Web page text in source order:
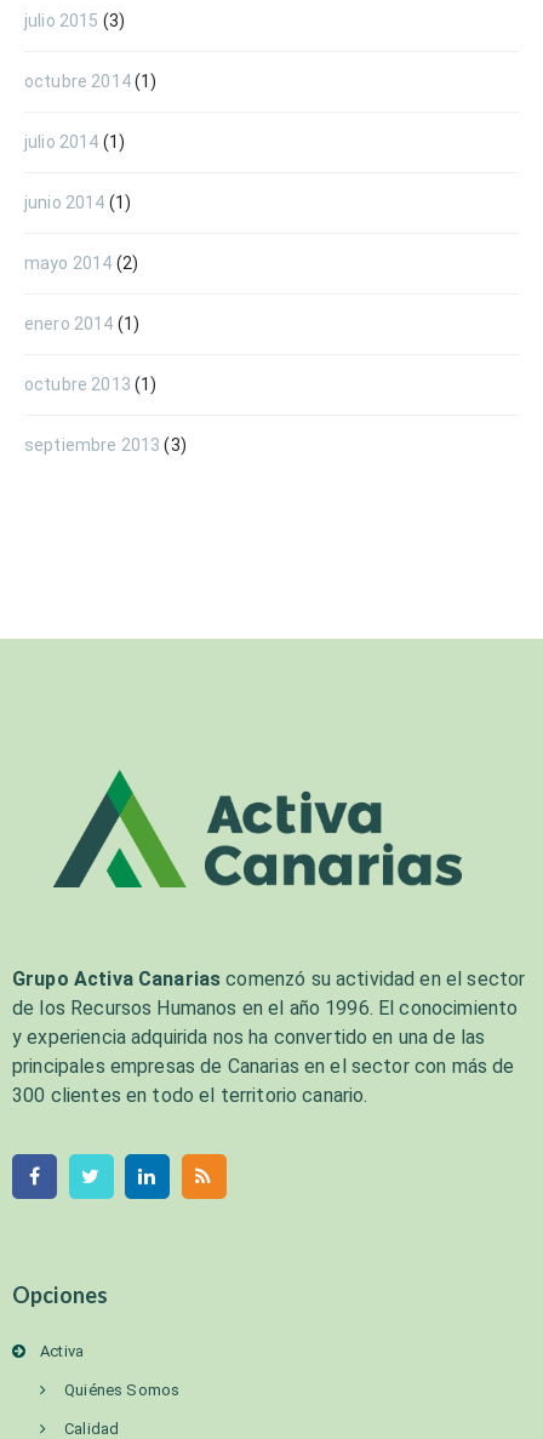
julio 2015 (3)
octubre 2014(1)
julio 2014 (1)
junio 2014 (1)
mayo 2014 (2)
enero 2014 (1)
octubre 2013 (1)
septiembre 2013 (3)
Grupo Activa Canarias comenzó su actividad en el sector
de los Recursos Humanos en el año 1996. El conocimiento
y experiencia adquirida nos ha convertido en una de las
principales empresas de Canarias en el sector con más de
300 clientes en todo el territorio canario.
Opciones
Activa
Quiénes Somos
Calidad